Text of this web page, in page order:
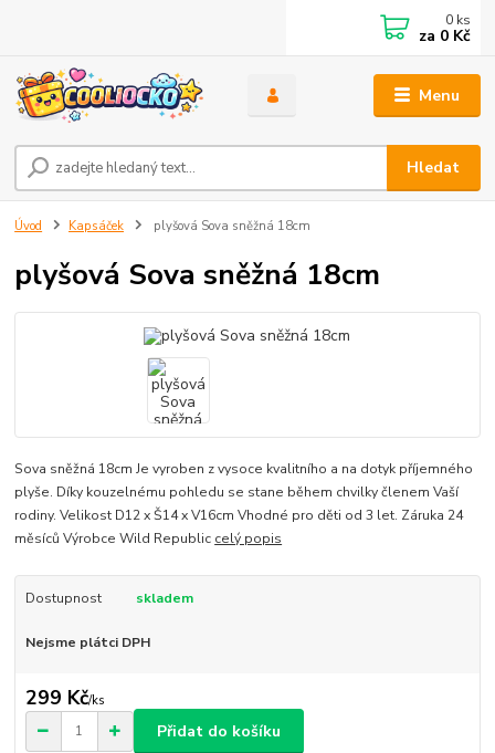
Menu
Hledat
0 ks
za 0 Kč
Úvod Kapsáček plyšová Sova sněžná 18cm
plyšová Sova sněžná 18cm
Sova sněžná 18cm Je vyroben z vysoce kvalitního a na dotyk příjemného
plyše. Díky kouzelnému pohledu se stane během chvilky členem Vaší
rodiny. Velikost D12 x Š14 x V16cm Vhodné pro děti od 3 let. Záruka 24
měsíců Výrobce Wild Republic celý popis
Dostupnost skladem
Nejsme plátci DPH
299 Kč/ks
Přidat do košíku